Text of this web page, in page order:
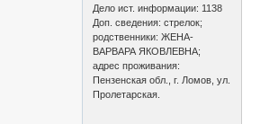
Дело ист. информации: 1138
Доп. сведения: стрелок;
родственники: ЖЕНА-
ВАРВАРА ЯКОВЛЕВНА;
адрес проживания:
Пензенская обл., г. Ломов, ул.
Пролетарская.